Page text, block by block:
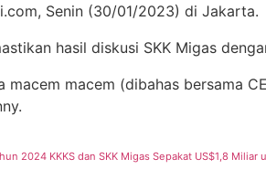
Senin (30/01/2023) di Jakarta.
hasil diskusi SKK Migas
macem macem (dibahas bersama
2024 KKKS dan SKK Migas Sepakat US$1,8